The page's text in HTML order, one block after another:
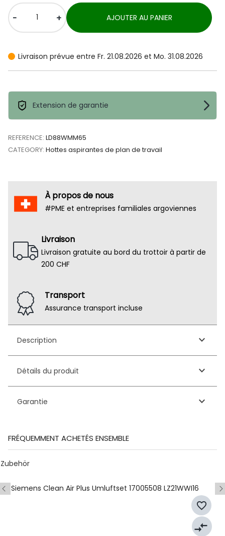
- + AJOUTER AU PANIER
Livraison prévue entre Fr. 21.08.2026 et Mo. 31.08.2026
Extension de garantie
REFERENCE: LD88WMM65
CATEGORY: Hottes aspirantes de plan de travail
À propos de nous
#PME et entreprises familiales argoviennes
Livraison
Livraison gratuite au bord du trottoir à partir de
200 CHF
Transport
Assurance transport incluse
Description keyboard_arrow_down
Détails du produit keyboard_arrow_down
Garantie keyboard_arrow_down
FRÉQUEMMENT ACHETÉS ENSEMBLE
Zubehör
Siemens Clean Air Plus Umluftset 17005508 LZ21WWI16
favorite_border
compare_arrows